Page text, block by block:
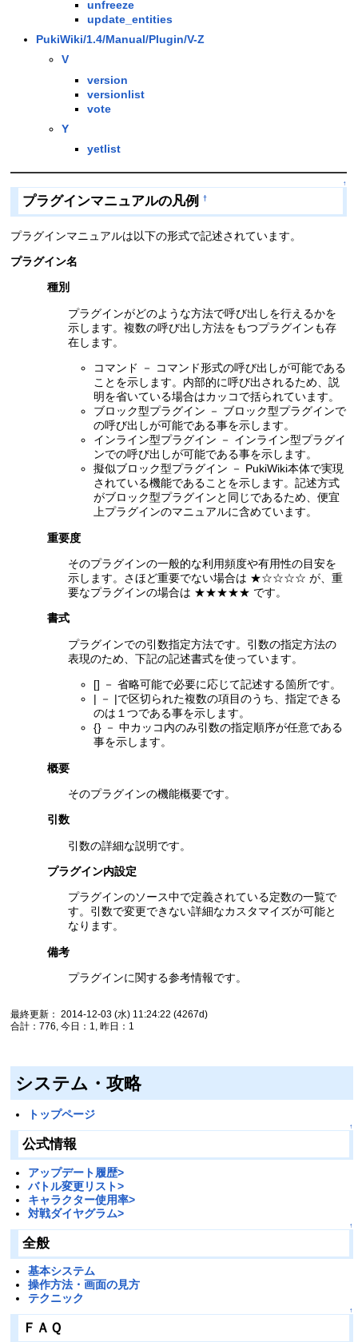
unfreeze
update_entities
PukiWiki/1.4/Manual/Plugin/V-Z
V
version
versionlist
vote
Y
yetlist
↑
プラグインマニュアルの凡例 †
プラグインマニュアルは以下の形式で記述されています。
プラグイン名
種別
プラグインがどのような方法で呼び出しを行えるかを
示します。複数の呼び出し方法をもつプラグインも存
在します。
コマンド － コマンド形式の呼び出しが可能である
ことを示します。内部的に呼び出されるため、説
明を省いている場合はカッコで括られています。
ブロック型プラグイン － ブロック型プラグインで
の呼び出しが可能である事を示します。
インライン型プラグイン － インライン型プラグイ
ンでの呼び出しが可能である事を示します。
擬似ブロック型プラグイン － PukiWiki本体で実現
されている機能であることを示します。記述方式
がブロック型プラグインと同じであるため、便宜
上プラグインのマニュアルに含めています。
重要度
そのプラグインの一般的な利用頻度や有用性の目安を
示します。さほど重要でない場合は ★☆☆☆☆ が、重
要なプラグインの場合は ★★★★★ です。
書式
プラグインでの引数指定方法です。引数の指定方法の
表現のため、下記の記述書式を使っています。
[] － 省略可能で必要に応じて記述する箇所です。
| － |で区切られた複数の項目のうち、指定できる
のは１つである事を示します。
{} － 中カッコ内のみ引数の指定順序が任意である
事を示します。
概要
そのプラグインの機能概要です。
引数
引数の詳細な説明です。
プラグイン内設定
プラグインのソース中で定義されている定数の一覧で
す。引数で変更できない詳細なカスタマイズが可能と
なります。
備考
プラグインに関する参考情報です。
最終更新： 2014-12-03 (水) 11:24:22 (4267d)
合計：776, 今日：1, 昨日：1
システム・攻略
トップページ
↑
公式情報
アップデート履歴>
バトル変更リスト>
キャラクター使用率>
対戦ダイヤグラム>
↑
全般
基本システム
操作方法・画面の見方
テクニック
↑
ＦＡＱ